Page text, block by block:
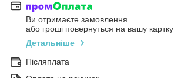
Ви отримаєте замовлення
або гроші повернуться на вашу картку
Детальніше
Післяплата